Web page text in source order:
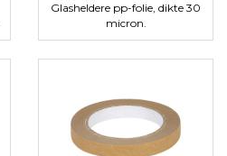
Glasheldere pp-folie, dikte 30
micron.